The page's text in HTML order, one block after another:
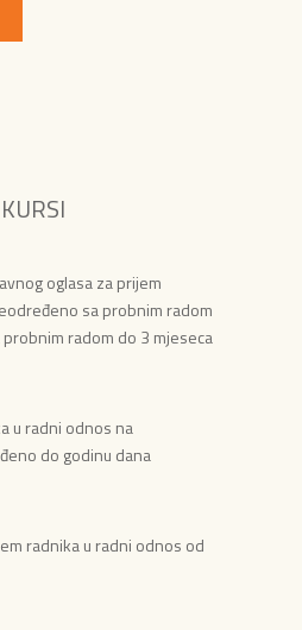
oglasa za prijem
sa probnim radom
radom do 3 mjeseca
u radni odnos na
do godinu dana
radnika u radni odnos od